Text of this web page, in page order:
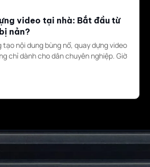
video tại nhà: Bắt đầu từ
nản?
tạo nội dung bùng nổ, quay dựng video
chỉ dành cho dân chuyên nghiệp. Giờ